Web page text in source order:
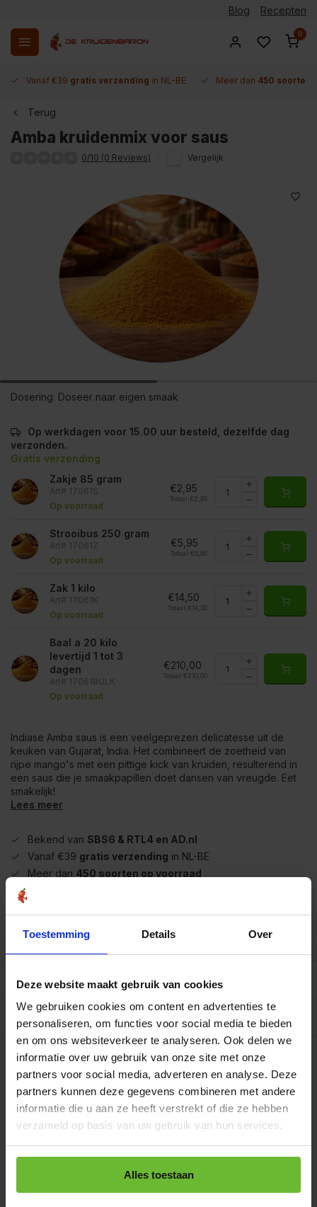
Toestemming Details Over
Deze website maakt gebruik van cookies
We gebruiken cookies om content en advertenties te
personaliseren, om functies voor social media te bieden
en om ons websiteverkeer te analyseren. Ook delen we
informatie over uw gebruik van onze site met onze
partners voor social media, adverteren en analyse. Deze
partners kunnen deze gegevens combineren met andere
informatie die u aan ze heeft verstrekt of die ze hebben
verzameld op basis van uw gebruik van hun services.
Alles toestaan
Blog Recepten
0
Vanaf €39 gratis verzending in NL-BE Meer dan 450 soorten
Terug
Amba kruidenmix voor saus
0/10 (0 Reviews) Vergelijk
Dosering: Doseer naar eigen smaak
Op werkdagen voor 15.00 uur besteld, dezelfde dag
verzonden.
Gratis verzending
Zakje 85 gram
Art# 17061S
Op voorraad
€2,95
Totaal: €2,95
Strooibus 250 gram
Art# 17061Z
Op voorraad
€5,95
Totaal: €5,95
Zak 1 kilo
Art# 17061K
Op voorraad
€14,50
Totaal: €14,50
Baal a 20 kilo
levertijd 1 tot 3
dagen
Art# 17061BULK
Op voorraad
€210,00
Totaal: €210,00
Indiase Amba saus is een veelgeprezen delicatesse uit de
keuken van Gujarat, India. Het combineert de zoetheid van
rijpe mango's met een pittige kick van kruiden, resulterend in
een saus die je smaakpapillen doet dansen van vreugde. Eet
smakelijk!
Lees meer
Bekend van SBS6 & RTL4 en AD.nl
Vanaf €39 gratis verzending in NL-BE
Meer dan 450 soorten op voorraad
Beschrijving
Reviews 0/10
Allergenen/voedingswaarden per 100 gram
Op werkdagen voor 15.00 uur besteld, dezelfde dag
verzonden.Gratis verzending
Zakje 85 gram
Art# 17061S
Op voorraad
€2,95
Totaal:€2,95
Strooibus 250 gram
Art# 17061Z
Op voorraad
€14,50